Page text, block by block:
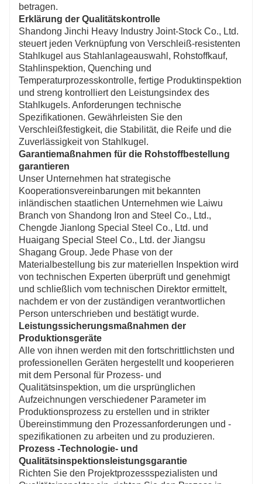
betragen.
Erklärung der Qualitätskontrolle
Shandong Jinchi Heavy Industry Joint-Stock Co., Ltd.
steuert jeden Verknüpfung von Verschleiß-resistenten
Stahlkugel aus Stahlanlageauswahl, Rohstoffkauf,
Stahlinspektion, Quenching und
Temperaturprozesskontrolle, fertige Produktinspektion
und streng kontrolliert den Leistungsindex des
Stahlkugels. Anforderungen technische
Spezifikationen. Gewährleisten Sie den
Verschleißfestigkeit, die Stabilität, die Reife und die
Zuverlässigkeit von Stahlkugel.
Garantiemaßnahmen für die Rohstoffbestellung
garantieren
Unser Unternehmen hat strategische
Kooperationsvereinbarungen mit bekannten
inländischen staatlichen Unternehmen wie Laiwu
Branch von Shandong Iron and Steel Co., Ltd.,
Chengde Jianlong Special Steel Co., Ltd. und
Huaigang Special Steel Co., Ltd. der Jiangsu
Shagang Group. Jede Phase von der
Materialbestellung bis zur materiellen Inspektion wird
von technischen Experten überprüft und genehmigt
und schließlich vom technischen Direktor ermittelt,
nachdem er von der zuständigen verantwortlichen
Person unterschrieben und bestätigt wurde.
Leistungssicherungsmaßnahmen der
Produktionsgeräte
Alle von ihnen werden mit den fortschrittlichsten und
professionellen Geräten hergestellt und kooperieren
mit dem Personal für Prozess- und
Qualitätsinspektion, um die ursprünglichen
Aufzeichnungen verschiedener Parameter im
Produktionsprozess zu erstellen und in strikter
Übereinstimmung den Prozessanforderungen und -
spezifikationen zu arbeiten und zu produzieren.
Prozess -Technologie- und
Qualitätsinspektionsleistungsgarantie
Richten Sie den Projektprozessspezialisten und